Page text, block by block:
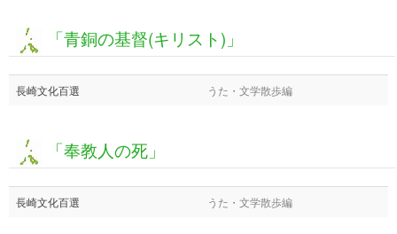
「青銅の基督(キリスト)」
長崎文化百選 うた・文学散歩編
「奉教人の死」
長崎文化百選 うた・文学散歩編